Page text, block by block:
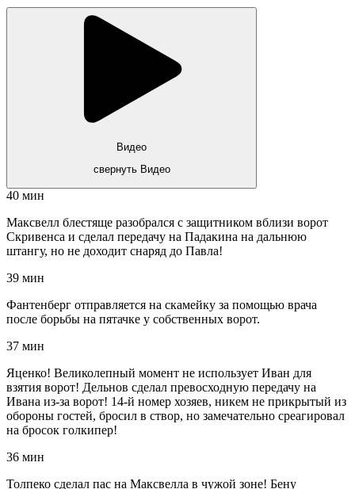
Видео
свернуть Видео
40 мин
Максвелл блестяще разобрался с защитником вблизи ворот
Скривенса и сделал передачу на Падакина на дальнюю
штангу, но не доходит снаряд до Павла!
39 мин
Фантенберг отправляется на скамейку за помощью врача
после борьбы на пятачке у собственных ворот.
37 мин
Яценко! Великолепный момент не использует Иван для
взятия ворот! Дельнов сделал превосходную передачу на
Ивана из-за ворот! 14-й номер хозяев, никем не прикрытый из
обороны гостей, бросил в створ, но замечательно среагировал
на бросок голкипер!
36 мин
Толпеко сделал пас на Максвелла в чужой зоне! Бену